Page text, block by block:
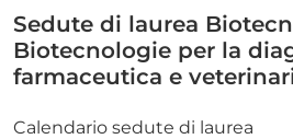
Sedute di laurea
Biotecnologie per la
farmaceutica e
Calendario sedute di laurea